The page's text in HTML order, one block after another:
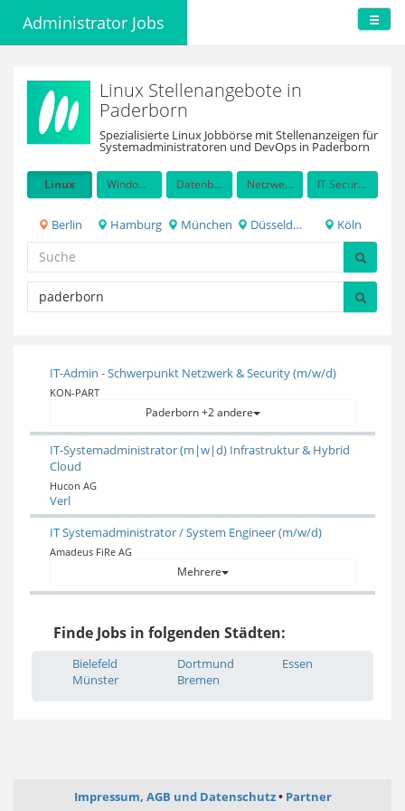
Administrator Jobs
Linux Stellenangebote in
Paderborn
Spezialisierte Linux Jobbörse mit Stellenanzeigen für
Systemadministratoren und DevOps in Paderborn
Linux Windows Server Datenbanken Netzwerkadministration IT Security / Auditing
Berlin Hamburg München Düsseldorf Köln
IT-Admin - Schwerpunkt Netzwerk & Security (m/w/d)
KON-PART
Paderborn +2 andere
IT-Systemadministrator (m|w|d) Infrastruktur & Hybrid
Cloud
Hucon AG
Verl
IT Systemadministrator / System Engineer (m/w/d)
Amadeus FiRe AG
Mehrere
Finde Jobs in folgenden Städten:
Bielefeld
Münster
Dortmund
Bremen
Essen
Impressum, AGB und Datenschutz Partner